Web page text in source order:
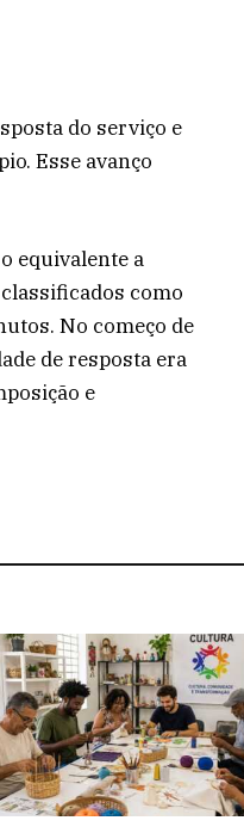
do serviço e
Esse avanço
equivalente a
como
No começo de
de resposta era
e